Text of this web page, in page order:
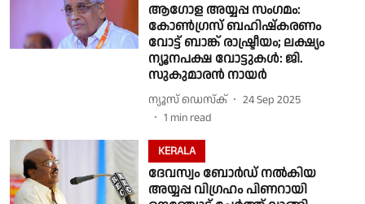
ആഗോള അയ്യപ്പ സംഗമം:
കോൺഗ്രസ് ബഹിഷ്കരണം
വോട്ട് ബാങ്ക് രാഷ്ട്രീയം; ലക്ഷ്യം
ന്യൂനപക്ഷ വോട്ടുകൾ: ജി.
സുകുമാരൻ നായർ
ന്യൂസ് ഡെസ്ക്
24 Sep 2025
1 min read
KERALA
ദേവസ്വം ബോർഡ് നൽകിയ
അയ്യപ്പ വിഗ്രഹം പിണറായി